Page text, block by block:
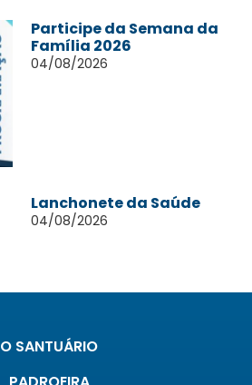
Participe da Semana da
Família 2026
04/08/2026
Lanchonete da Saúde
04/08/2026
O SANTUÁRIO